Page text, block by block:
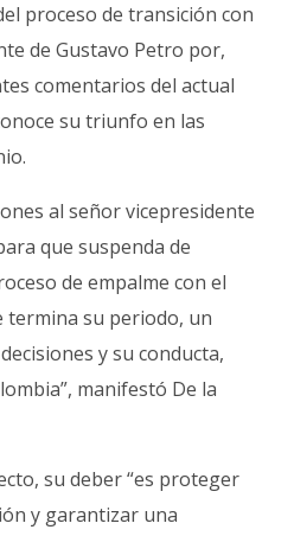
proceso de transición con
de Gustavo Petro por,
comentarios del actual
su triunfo en las
al señor vicepresidente
que suspenda de
de empalme con el
su periodo, un
y su conducta,
manifestó De la
su deber “es proteger
y garantizar una